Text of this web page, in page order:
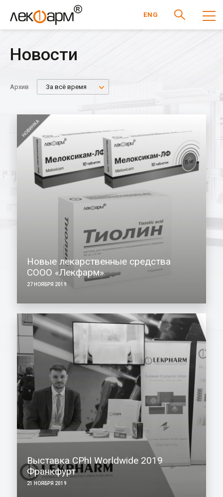
ENG
Новости
Архив За всё время
Новые лекарственные средства
СООО «Лекфарм»
27 НОЯБРЯ 2019
Выставка CPhI Worldwide 2019
Франкфурт
21 НОЯБРЯ 2019